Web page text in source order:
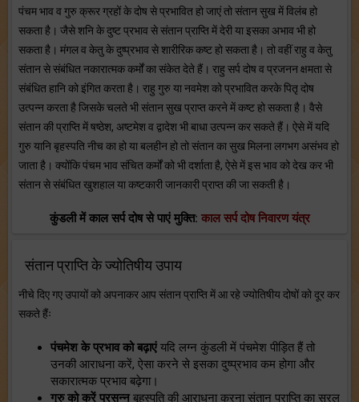
पंचम भाव व गुरु क्रूर ग्रहों के दोष से प्रभावित हो जाएं तो संतान सुख में विलंब हो
सकता है। जैसे शनि के दुष्ट प्रभाव से संतान प्राप्ति में देरी या इसका अभाव भी हो
सकता है। मंगल व केतु के दुष्प्रभाव से शारीरिक कष्ट हो सकता है। तो वहीं राहु व केतु
संतान से संबंधित नकारात्मक कर्मों का संकेत देते हैं। राहु सर्प दोष व प्रजनन क्षमता से
संबंधित हानि को इंगित करता है। राहु गुरु या नवमेश को प्रभावित करके पितृ दोष
उत्पन्न करता है जिसके चलते भी संतान सुख प्राप्त करने में कष्ट हो सकता है। वैसे
संतान की प्राप्ति में षष्ठेश, अष्टमेश व द्वादेश भी बाधा उत्पन्न कर सकते हैं। ऐसे में यदि
गुरु यानि बृहस्पति नीच का हो या बलहीन हो तो संतान का सुख मिलना लगभग असंभव हो
जाता है। क्योंकि पंचम भाव संचित कर्मों को भी दर्शाता है, ऐसे में इस भाव को देख कर भी
संतान से संबंधित खुशहाल या कष्टकारी जानकारी प्राप्त की जा सकती है।
कुंडली में काल सर्प दोष से पाएं मुक्ति: काल सर्प दोष निवारण यंत्र
संतान प्राप्ति के ज्योतिषीय उपाय
नीचे दिए गए उपायों को अपनाकर आप संतान प्राप्ति में आ रहे ज्योतिषीय दोषों को दूर कर
सकते हैंः
पंचमेश के प्रभाव को बढ़ाएं यदि लग्न कुंडली में पंचमेश पीड़ित हैं तो
उनकी आराधना करें, ऐसा करने से इसका दुष्प्रभाव कम होगा और
सकारात्मक प्रभाव बढ़ेगा।
गुरु को करें प्रसन्न बृहस्पति की आराधना करना संतान प्राप्ति का सरल